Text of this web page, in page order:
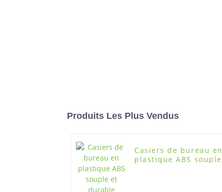
Produits Les Plus Vendus
Casiers de bureau en
plastique ABS souple